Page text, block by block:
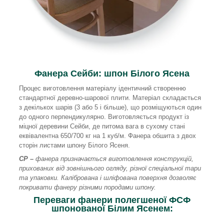
Фанера Сейби: шпон Білого Ясена
Процес виготовлення матеріалу ідентичний створенню
стандартної деревно-шарової плити. Матеріал складається
з декількох шарів (3 або 5 і більше), що розміщуються один
до одного перпендикулярно. Виготовляється продукт із
міцної деревини Сейби, де питома вага в сухому стані
еквівалентна 650/700 кг на 1 куб/м. Фанера обшита з двох
сторін листами шпону Білого Ясеня.
СР – фанера призначається виготовлення конструкцій,
прихованих від зовнішнього огляду, різної спеціальної тари
та упаковки. Калібрована і шліфована поверхня дозволяє
покривати фанеру різними породами шпону.
Переваги фанери полегшеної ФСФ
шпонованої Білим Ясенем: